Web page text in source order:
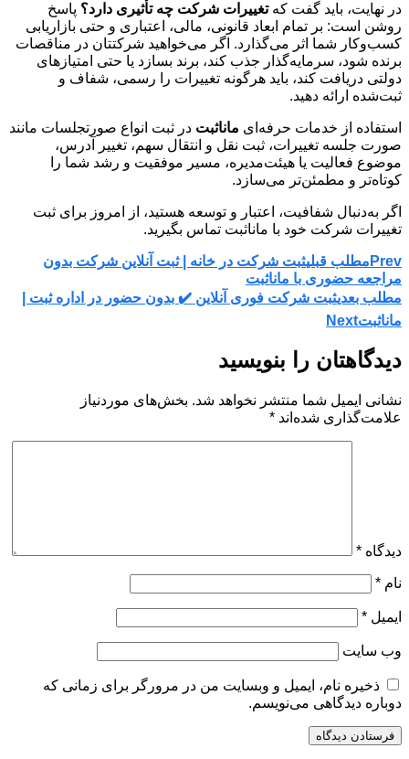
در نهایت، باید گفت کهتغییرات شرکت چه تأثیری دارد؟ پاسخ
روشن است: بر تمام ابعاد قانونی، مالی، اعتباری و حتی بازاریابی
کسب‌وکار شما اثر می‌گذارد. اگر می‌خواهید شرکتتان در مناقصات
برنده شود، سرمایه‌گذار جذب کند، برند بسازد یا حتی امتیازهای
دولتی دریافت کند، باید هرگونه تغییرات را رسمی، شفاف و
ثبت‌شده ارائه دهید.
استفاده از خدمات حرفه‌ای ماناثبت در ثبت انواع صورتجلسات مانند
صورت جلسه تغییرات، ثبت نقل و انتقال سهم، تغییر آدرس،
موضوع فعالیت یا هیئت‌مدیره، مسیر موفقیت و رشد شما را
کوتاه‌تر و مطمئن‌تر می‌سازد.
اگر به‌دنبال شفافیت، اعتبار و توسعه هستید، از امروز برای ثبت
تغییرات شرکت خود با ماناثبت تماس بگیرید.
Prev مطلب قبلیثبت شرکت در خانه | ثبت آنلاین شرکت بدون
مراجعه حضوری با ماناثبت
مطلب بعدیثبت شرکت فوری آنلاین ✔️ بدون حضور در اداره ثبت |
ماناثبتNext
دیدگاهتان را بنویسید
نشانی ایمیل شما منتشر نخواهد شد. بخش‌های موردنیاز
علامت‌گذاری شده‌اند *
دیدگاه *
نام *
ایمیل *
وب‌ سایت
ذخیره نام، ایمیل و وبسایت من در مرورگر برای زمانی که
دوباره دیدگاهی می‌نویسم.